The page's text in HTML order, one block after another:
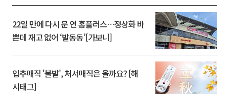
22일 만에 다시 문 연 홈플러스…정상화 바
쁜데 재고 없어 ‘발동동’[가보니]
입추매직 '불발', 처서매직은 올까요? [해
시태그]